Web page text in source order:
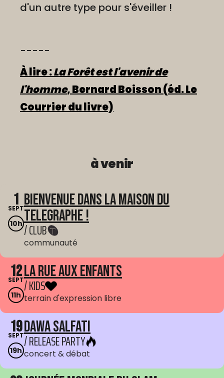
d'un autre type pour s'éveiller !
-----
À lire :La Forêt est l'avenir de
l'homme, Bernard Boisson (éd. Le
Courrier du livre)
à venir
1
SEPT
10h
Bienvenue dans La Maison du
Telegraphe !
/ CLUB
communauté
12
SEPT
11h
La Rue aux enfants
/ KIDS
terrain d'expression libre
19
SEPT
19h
Dawa Salfati
/ RELEASE PARTY
concert & débat